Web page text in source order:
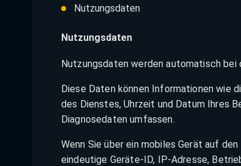
Nutzungsdaten
Nutzungsdaten
Nutzungsdaten werden automatisch bei
Diese Daten können Informationen wie
des Dienstes, Uhrzeit und Datum Ihres
Diagnosedaten umfassen.
Wenn Sie über ein mobiles Gerät auf
eindeutige Geräte-ID, IP-Adresse,